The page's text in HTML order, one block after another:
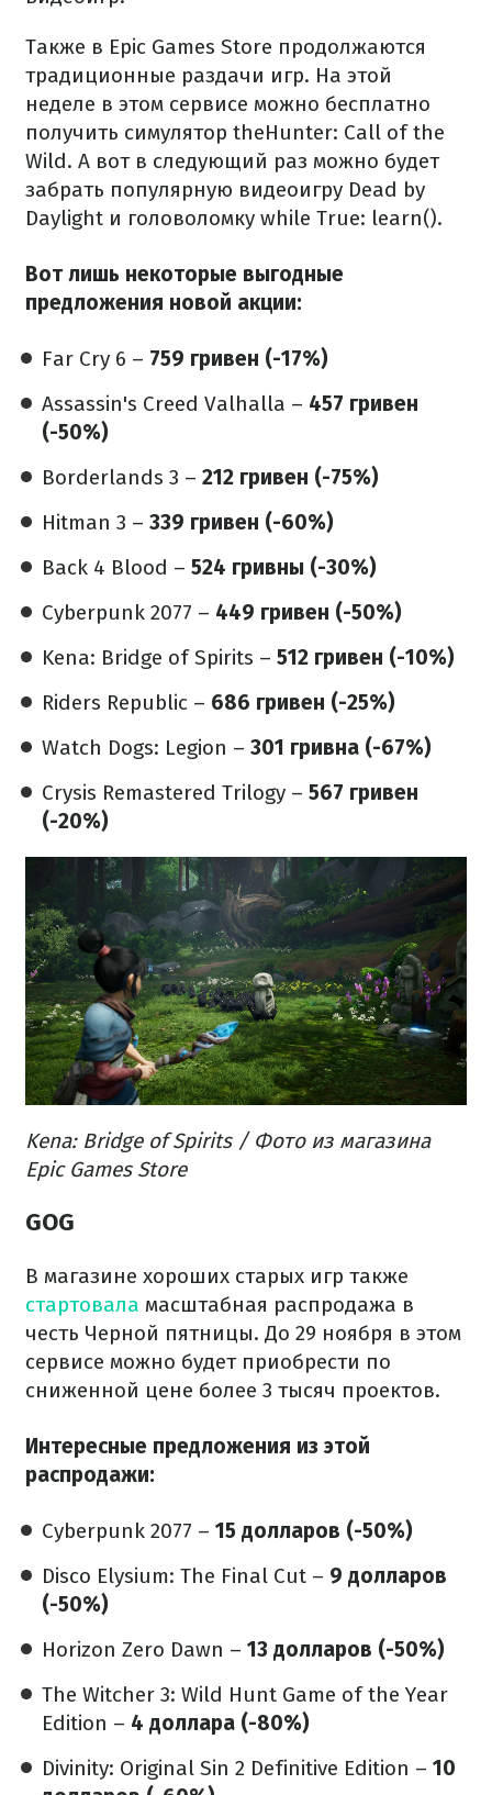
Также в Epic Games Store продолжаются
традиционные раздачи игр. На этой
неделе в этом сервисе можно бесплатно
получить симулятор theHunter: Call of the
Wild. А вот в следующий раз можно будет
забрать популярную видеоигру Dead by
Daylight и головоломку while True: learn().
Вот лишь некоторые выгодные
предложения новой акции:
Far Cry 6 – 759 гривен (-17%)
Assassin's Creed Valhalla – 457 гривен
(-50%)
Borderlands 3 – 212 гривен (-75%)
Hitman 3 – 339 гривен (-60%)
Back 4 Blood – 524 гривны (-30%)
Cyberpunk 2077 – 449 гривен (-50%)
Kena: Bridge of Spirits – 512 гривен (-10%)
Riders Republic – 686 гривен (-25%)
Watch Dogs: Legion – 301 гривна (-67%)
Crysis Remastered Trilogy – 567 гривен
(-20%)
Kena: Bridge of Spirits / Фото из магазина
Epic Games Store
GOG
В магазине хороших старых игр также
стартовала масштабная распродажа в
честь Черной пятницы. До 29 ноября в этом
сервисе можно будет приобрести по
сниженной цене более 3 тысяч проектов.
Интересные предложения из этой
распродажи:
Cyberpunk 2077 – 15 долларов (-50%)
Disco Elysium: The Final Cut – 9 долларов
(-50%)
Horizon Zero Dawn – 13 долларов (-50%)
The Witcher 3: Wild Hunt Game of the Year
Edition – 4 доллара​ (-80%)
Divinity: Original Sin 2 Definitive Edition – 10